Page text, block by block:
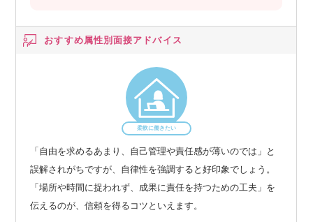
おすすめ属性別面接アドバイス
柔軟に働きたい
「自由を求めるあまり、自己管理や責任感が薄いのでは」と
誤解されがちですが、自律性を強調すると好印象でしょう。
「場所や時間に捉われず、成果に責任を持つための工夫」を
伝えるのが、信頼を得るコツといえます。